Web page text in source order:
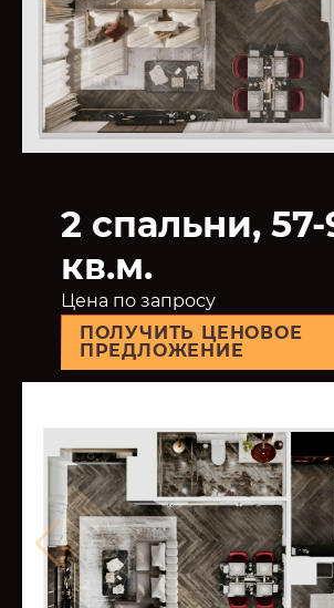
2 спальни,
кв.м.
Цена по запросу
ПОЛУЧИТЬ ЦЕНОВОЕ
ПРЕДЛОЖЕНИЕ